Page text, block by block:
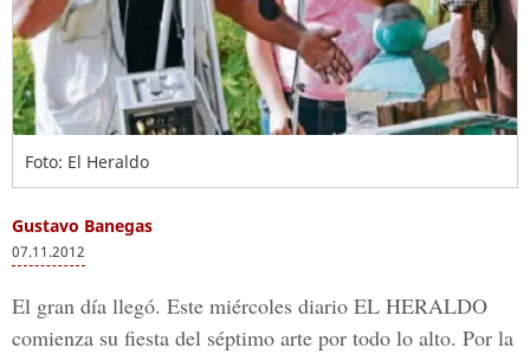
Foto: El Heraldo
Gustavo Banegas
07.11.2012
El gran día llegó. Este miércoles diario EL HERALDO
comienza su fiesta del séptimo arte por todo lo alto. Por la